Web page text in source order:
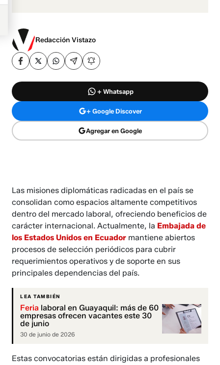
Redacción Vistazo
+ Whatsapp
+ Google Discover
Agregar en Google
Las misiones diplomáticas radicadas en el país se
consolidan como espacios altamente competitivos
dentro del mercado laboral, ofreciendo beneficios de
carácter internacional. Actualmente, la Embajada de
los Estados Unidos en Ecuador mantiene abiertos
procesos de selección periódicos para cubrir
requerimientos operativos y de soporte en sus
principales dependencias del país.
LEA TAMBIÉN
Feria laboral en Guayaquil: más de 60
empresas ofrecen vacantes este 30
de junio
30 de junio de 2026
Estas convocatorias están dirigidas a profesionales